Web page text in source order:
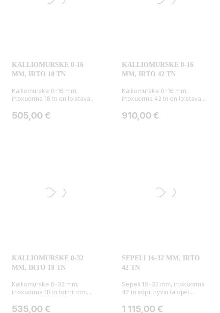
KALLIOMURSKE 0-16
MM, IRTO 18 TN
Kalliomurske 0-16 mm,
irtokuorma 18 tn on loistava...
Hinta
505,00 €
KALLIOMURSKE 0-16
MM, IRTO 42 TN
Kalliomurske 0-16 mm,
irtokuorma 42 tn on loistava...
Hinta
910,00 €
KALLIOMURSKE 0-32
MM, IRTO 18 TN
Kalliomurske 0-32 mm,
irtokuorma 18 tn toimii mm....
Hinta
535,00 €
SEPELI 16-32 MM, IRTO
42 TN
Sepeli 16-32 mm, irtokuorma
42 tn sopii hyvin talojen...
Hinta
1 115,00 €